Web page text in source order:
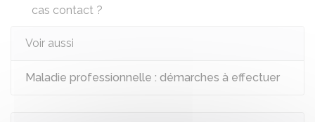
cas contact ?
Voir aussi
Maladie professionnelle : démarches à effectuer